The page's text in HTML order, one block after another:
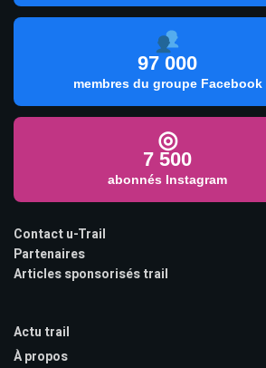
97 000
membres du groupe Facebook
◎
7 500
abonnés Instagram
Contact u-Trail
Partenaires
Articles sponsorisés trail
Actu trail
À propos